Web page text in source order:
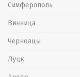
Симферополь
Винница
Черновцы
Луцк